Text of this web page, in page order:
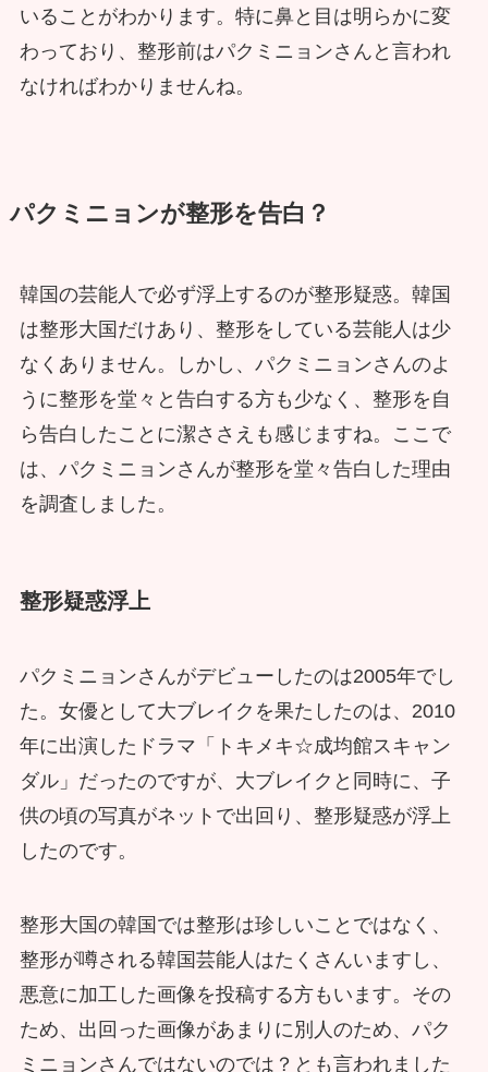
いることがわかります。特に鼻と目は明らかに変
わっており、整形前はパクミニョンさんと言われ
なければわかりませんね。
パクミニョンが整形を告白？
韓国の芸能人で必ず浮上するのが整形疑惑。韓国
は整形大国だけあり、整形をしている芸能人は少
なくありません。しかし、パクミニョンさんのよ
うに整形を堂々と告白する方も少なく、整形を自
ら告白したことに潔ささえも感じますね。ここで
は、パクミニョンさんが整形を堂々告白した理由
を調査しました。
整形疑惑浮上
パクミニョンさんがデビューしたのは2005年でし
た。女優として大ブレイクを果たしたのは、2010
年に出演したドラマ「トキメキ☆成均館スキャン
ダル」だったのですが、大ブレイクと同時に、子
供の頃の写真がネットで出回り、整形疑惑が浮上
したのです。
整形大国の韓国では整形は珍しいことではなく、
整形が噂される韓国芸能人はたくさんいますし、
悪意に加工した画像を投稿する方もいます。その
ため、出回った画像があまりに別人のため、パク
ミニョンさんではないのでは？とも言われました